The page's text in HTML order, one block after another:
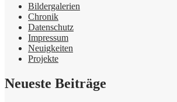
Bildergalerien
Chronik
Datenschutz
Impressum
Neuigkeiten
Projekte
Neueste Beiträge